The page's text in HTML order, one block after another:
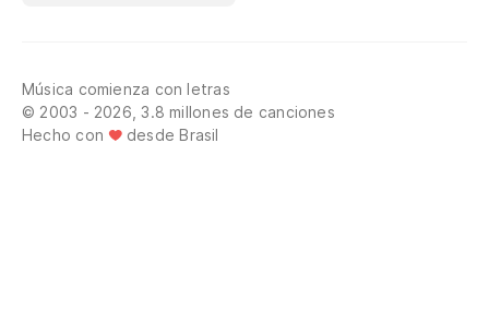
Música comienza con letras
© 2003 - 2026, 3.8 millones de canciones
Hecho con
desde Brasil